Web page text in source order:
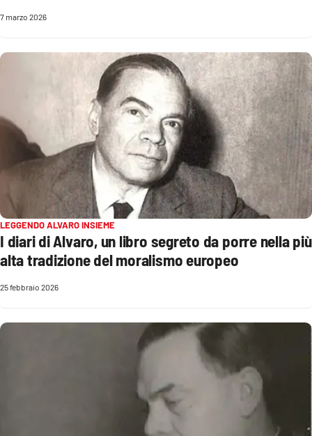
7 marzo 2026
LEGGENDO ALVARO INSIEME
I diari di Alvaro, un libro segreto da porre nella più
alta tradizione del moralismo europeo
25 febbraio 2026